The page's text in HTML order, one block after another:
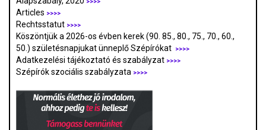
>>>>
Articles >>>>
Rechtsstatut >>>>
Köszöntjük a 2026-os évben kerek (90. 85., 80., 75., 70., 60.,
50.) születésnapjukat ünneplő Szépírókat
>>>>
Adatkezelési tájékoztató és szabályzat >>>>
Szépírók szociális szabályzata >>>>